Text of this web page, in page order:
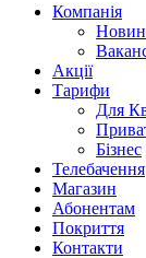
Компанія
Акції
Тарифи
Для
Бізнес
Телебачення
Магазин
Абонентам
Покриття
Контакти